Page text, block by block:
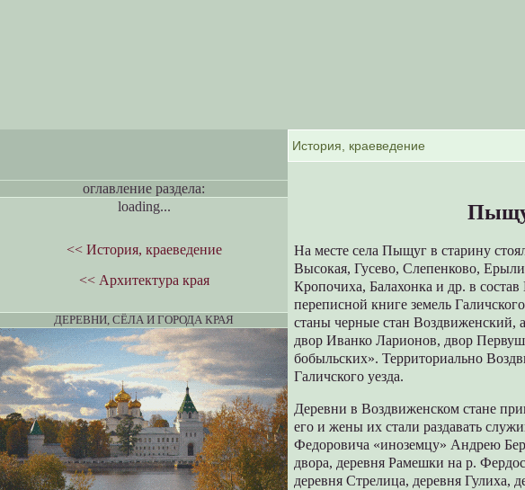
На месте села Пыщуг в старину
Высокая, Гусево, Слепенково,
Кропочиха, Балахонка и др. в
переписной книге земель
станы черные стан Воздвиженский,
двор Иванко Ларионов, двор
бобыльских». Территориально
Галичского уезда.
Деревни в Воздвиженском стане
его и жены их стали раздавать
Федоровича «иноземцу» Андрею
двора, деревня Рамешки на р.
деревня Стрелица, деревня Гулиха,
оглавление раздела:
loading...
<< История, краеведение
<< Архитектура края
ДЕРЕВНИ, СЁЛА И ГОРОДА КРАЯ